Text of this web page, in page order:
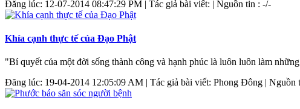
Đăng lúc: 12-07-2014 08:47:29 PM | Tác giả bài viết: | Nguồn tin : -/-
Khía cạnh thực tế của Đạo Phật
"Bí quyết của một đời sống thành công và hạnh phúc là luôn luôn làm
Đăng lúc: 19-04-2014 12:05:09 AM | Tác giả bài viết: Phong Đông | Nguồn